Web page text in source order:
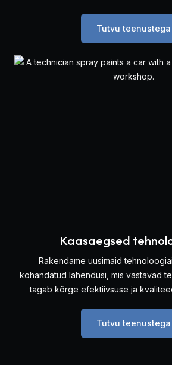
Tutvu teenustega
Kaasaegsed
Rakendame uusimaid
kohandatud lahendusi, mis vastavad
tagab kõrge efektiivsuse ja
Tutvu teenustega